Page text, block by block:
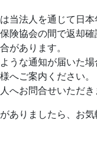
当法人を通じて日
険協会の間で返却
があります。
うな通知が届いた
へご案内ください。
へお問合せいただ
ありましたら、お